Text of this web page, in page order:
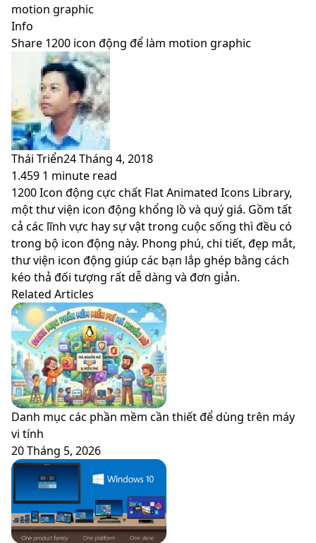
skin
motion graphic
Info
Share 1200 icon động để làm motion graphic
Thái Triển24 Tháng 4, 2018
1.459 1 minute read
Facebook
X
LinkedIn
Pinterest
Messenger
Messenger
WhatsApp
Telegram
Viber
Share
via
Email
Print
1200 Icon động cực chất Flat Animated Icons Library,
một thư viện icon động khổng lồ và quý giá. Gồm tất
cả các lĩnh vực hay sự vật trong cuộc sống thì đều có
trong bộ icon động này. Phong phú, chi tiết, đẹp mắt,
thư viện icon động giúp các bạn lắp ghép bằng cách
kéo thả đối tượng rất dễ dàng và đơn giản.
Related Articles
Danh mục các phần mềm cần thiết để dùng trên máy
vi tính
20 Tháng 5, 2026